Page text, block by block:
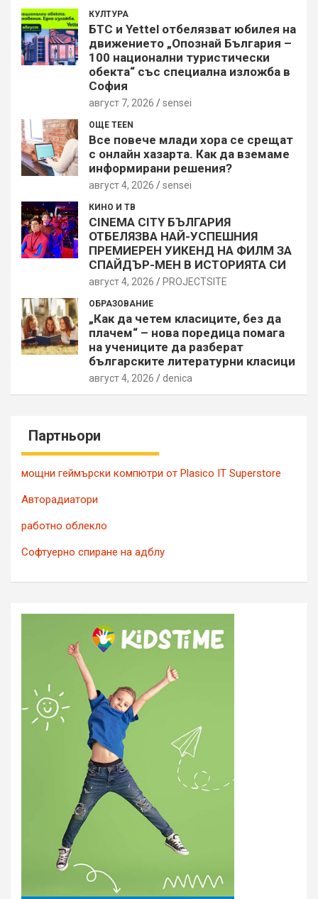
КУЛТУРА
БТС и Yettel отбелязват юбилея на
движението „Опознай България –
100 национални туристически
обекта“ със специална изложба в
София
август 7, 2026 sensei
ОЩЕ TEEN
Все повече млади хора се срещат
с онлайн хазарта. Как да вземаме
информирани решения?
август 4, 2026 sensei
КИНО И ТВ
CINEMA CITY БЪЛГАРИЯ
ОТБЕЛЯЗВА НАЙ-УСПЕШНИЯ
ПРЕМИЕРЕН УИКЕНД НА ФИЛМ ЗА
СПАЙДЪР-МЕН В ИСТОРИЯТА СИ
август 4, 2026 PROJECTSITЕ
ОБРАЗОВАНИЕ
„Как да четем класиците, без да
плачем“ – нова поредица помага
на учениците да разберат
българските литературни класици
август 4, 2026 denica
Партньори
мощни геймърски компютри от Plasico IT Superstore
Авторадиатори
работно облекло
Софтуерно спиране на адблу